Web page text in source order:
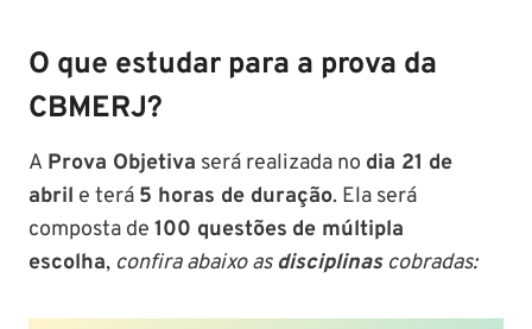
O que estudar para a prova da
CBMERJ?
A Prova Objetiva será realizada no dia 21 de
abril e terá 5 horas de duração. Ela será
composta de 100 questões de múltipla
escolha, confira abaixo asdisciplinascobradas: